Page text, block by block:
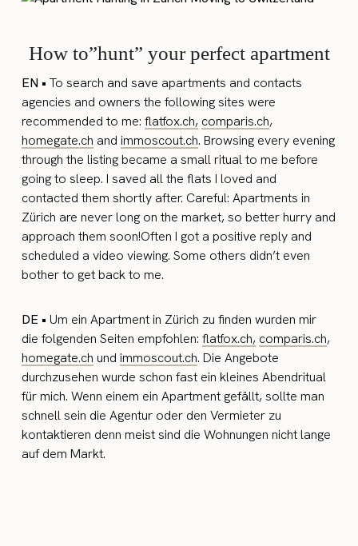
How to”hunt” your perfect apartment
EN •To search and save apartments and contacts
agencies and owners the following sites were
recommended to me:flatfox.ch, comparis.ch,
homegate.ch andimmoscout.ch. Browsing every evening
through the listing became a small ritual to me before
going to sleep. I saved all the flats I loved and
contacted them shortly after. Careful: Apartments in
Zürich are never long on the market, so better hurry and
approach them soon!Often I got a positive reply and
scheduled a video viewing. Some others didn’t even
bother to get back to me.
DE •Um ein Apartment in Zürich zu finden wurden mir
die folgenden Seiten empfohlen:flatfox.ch, comparis.ch,
homegate.ch undimmoscout.ch. Die Angebote
durchzusehen wurde schon fast ein kleines Abendritual
für mich. Wenn einem ein Apartment gefällt, sollte man
schnell sein die Agentur oder den Vermieter zu
kontaktieren denn meist sind die Wohnungen nicht lange
auf dem Markt.